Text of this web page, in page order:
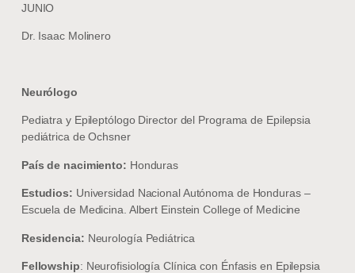
JUNIO
Dr. Isaac Molinero
Neurólogo
Pediatra y Epileptólogo Director del Programa de Epilepsia
pediátrica de Ochsner
País de nacimiento: Honduras
Estudios: Universidad Nacional Autónoma de Honduras –
Escuela de Medicina. Albert Einstein College of Medicine
Residencia: Neurología Pediátrica
Fellowship: Neurofisiología Clínica con Énfasis en Epilepsia